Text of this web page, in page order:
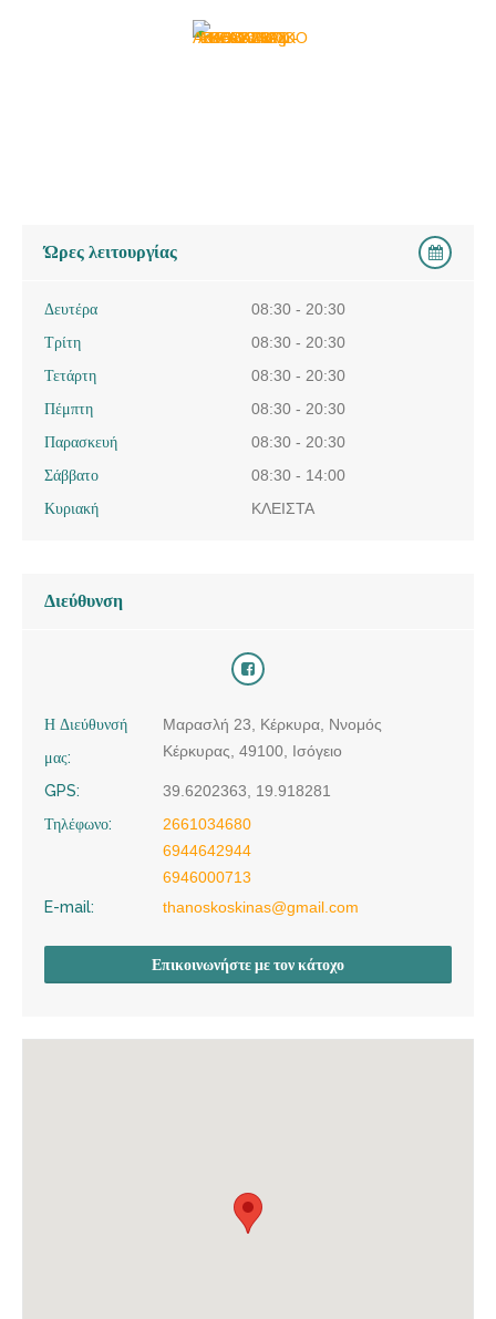
Ώρες λειτουργίας
Δευτέρα
08:30 - 20:30
Τρίτη
08:30 - 20:30
Τετάρτη
08:30 - 20:30
Πέμπτη
08:30 - 20:30
Παρασκευή
08:30 - 20:30
Σάββατο
08:30 - 14:00
Κυριακή
ΚΛΕΙΣΤΑ
Διεύθυνση
Η Διεύθυνσή
μας:
Μαρασλή 23, Κέρκυρα, Ννομός
Κέρκυρας, 49100, Ισόγειο
GPS:
39.6202363, 19.918281
Τηλέφωνο:
2661034680
6944642944
6946000713
E-mail:
thanoskoskinas@gmail.com
Επικοινωνήστε με τον κάτοχο